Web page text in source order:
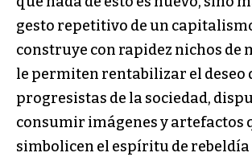
gesto repetitivo de un
construye con rapidez nichos de
le permiten rentabilizar el deseo
progresistas de la sociedad,
consumir imágenes y artefactos
simbolicen el espíritu de rebeldía